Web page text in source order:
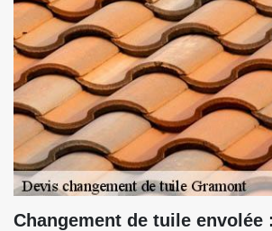
Changement de tuile envolée